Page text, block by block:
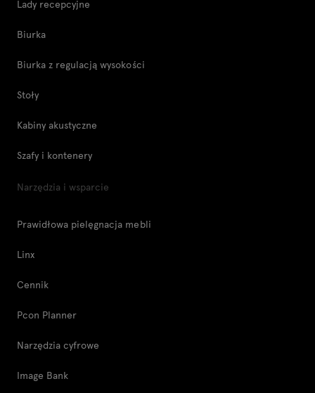
Lady recepcyjne
Biurka
Biurka z regulacją wysokości
Stoły
Kabiny akustyczne
Szafy i kontenery
Narzędzia i wsparcie
Prawidłowa pielęgnacja mebli
Linx
Cennik
Pcon Planner
Narzędzia cyfrowe
Image Bank